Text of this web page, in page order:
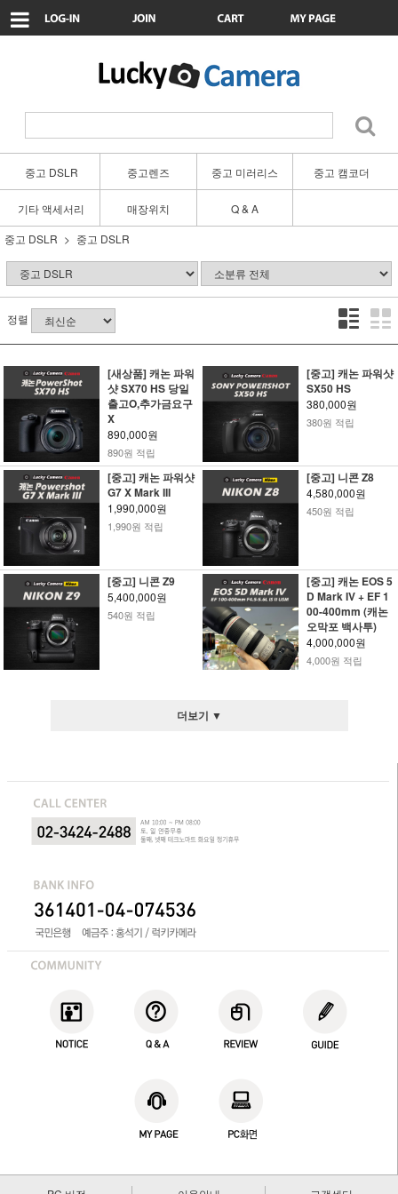
중고 DSLR 중고렌즈 중고 미러리스 중고 캠코더
기타 액세서리 매장위치
Q & A
중고 DSLR
중고 DSLR
정렬
[새상품] 캐논 파워
샷 SX70 HS 당일
출고O,추가금요구
X
890,000원
890원 적립
[중고] 캐논 파워샷
SX50 HS
380,000원
380원 적립
[중고] 캐논 파워샷
G7 X Mark III
1,990,000원
1,990원 적립
[중고] 니콘 Z8
4,580,000원
450원 적립
[중고] 니콘 Z9
5,400,000원
540원 적립
[중고] 캐논 EOS 5
D Mark IV + EF 1
00-400mm (캐논
오막포 백사투)
4,000,000원
4,000원 적립
더보기 ▼